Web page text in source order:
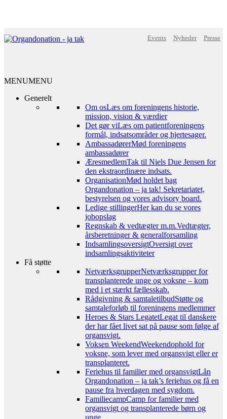
Events Nyheder Presse
MENUMENU
Generelt
Om osLæs om foreningens historie,
mission, vision & værdier
Det gør viLæs om patientforeningens
formål, indsatsområder og hjertesager.
AmbassadørerMød foreningens
ambassadører
ÆresmedlemTak til Niels Due Jensen for
den ekstraordinære indsats.
OrganisationMød holdet bag
Organdonation – ja tak! Sekretariatet,
bestyrelsen og vores advisory board.
Ledige stillingerHer kan du se vores
jobopslag
Regnskab & vedtægter m.m.Vedtægter,
årsberetninger & generalforsamling
IndsamlingsoversigtOversigt over
indsamlingsaktiviteter
Få støtte
NetværksgrupperNetværksgrupper for
transplanterede unge og voksne – kom
med i et stærkt fællesskab.
Rådgivning & samtaletilbudStøtte og
samtaleforløb til foreningens medlemmer
Heroes & Stars LegatetLegat til danskere
der har fået livet sat på pause som følge af
organsvigt.
Voksen WeekendWeekendophold for
voksne, som lever med organsvigt eller er
transplanteret.
Feriehus til familier med organsvigtLån
Organdonation – ja tak’s feriehus og få en
pause fra hverdagen med sygdom.
FamiliecampCamp for familier med
organsvigt og transplanterede børn og
unge.